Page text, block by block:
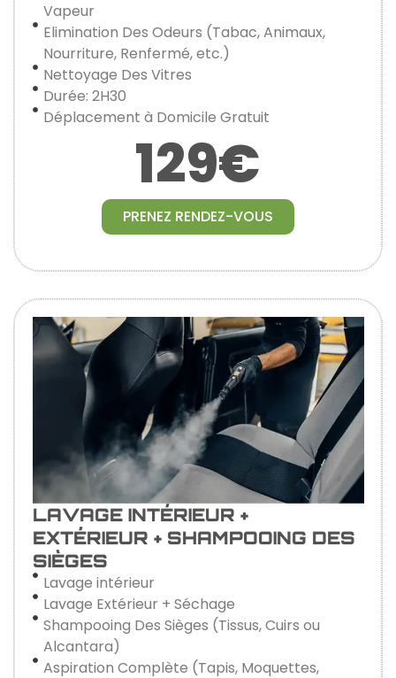
Vapeur
Elimination Des Odeurs (Tabac, Animaux,
Nourriture, Renfermé, etc.)
Nettoyage Des Vitres
Durée: 2H30
Déplacement à Domicile Gratuit
129€
PRENEZ RENDEZ-VOUS
LAVAGE INTÉRIEUR +
EXTÉRIEUR + SHAMPOOING DES
SIÈGES
Lavage intérieur
Lavage Extérieur + Séchage
Shampooing Des Sièges (Tissus, Cuirs ou
Alcantara)
Aspiration Complète (Tapis, Moquettes,